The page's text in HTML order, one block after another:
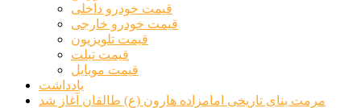
قیمت خودرو داخلی
قیمت خودرو خارجی
قیمت تلویزیون
قیمت تبلت
قیمت موبایل
یادداشت
مرمت بنای تاریخی امامزاده هارون (ع) طالقان آغاز شد